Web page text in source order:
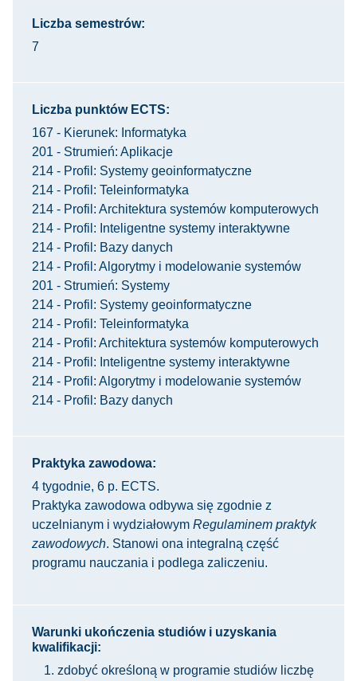
Liczba semestrów:
7
Liczba punktów ECTS:
167 - Kierunek: Informatyka
201 - Strumień: Aplikacje
214 - Profil: Systemy geoinformatyczne
214 - Profil: Teleinformatyka
214 - Profil: Architektura systemów komputerowych
214 - Profil: Inteligentne systemy interaktywne
214 - Profil: Bazy danych
214 - Profil: Algorytmy i modelowanie systemów
201 - Strumień: Systemy
214 - Profil: Systemy geoinformatyczne
214 - Profil: Teleinformatyka
214 - Profil: Architektura systemów komputerowych
214 - Profil: Inteligentne systemy interaktywne
214 - Profil: Algorytmy i modelowanie systemów
214 - Profil: Bazy danych
Praktyka zawodowa:
4 tygodnie, 6 p. ECTS.
Praktyka zawodowa odbywa się zgodnie z
uczelnianym i wydziałowym Regulaminem praktyk
zawodowych. Stanowi ona integralną część
programu nauczania i podlega zaliczeniu.
Warunki ukończenia studiów i uzyskania
kwalifikacji:
zdobyć określoną w programie studiów liczbę